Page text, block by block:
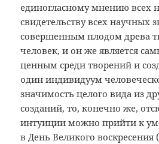
единогласному мнению всех
свидетельству всех научных
совершенным плодом древа
человек, и он же является
ценным среди творений и
один индивидуум
значимость целого вида из
созданий, то, конечно же,
интуиции можно прийти к
в День Великого